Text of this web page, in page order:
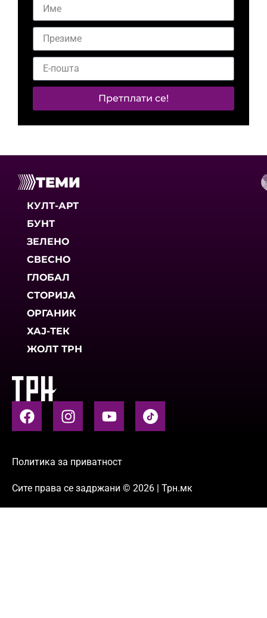
Претплати се!
ТЕМИ
КУЛТ-АРТ
БУНТ
ЗЕЛЕНО
СВЕСНО
ГЛОБАЛ
СТОРИЈА
ОРГАНИК
ХАЈ-ТЕК
ЖОЛТ ТРН
Политика за приватност
Сите права се задржани © 2026 | Трн.мк